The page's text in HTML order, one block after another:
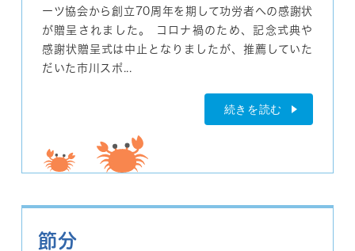
ーツ協会から創立70周年を期して功労者への感謝状
が贈呈されました。 コロナ禍のため、記念式典や
感謝状贈呈式は中止となりましたが、推薦していた
だいた市川スポ...
続きを読む
節分